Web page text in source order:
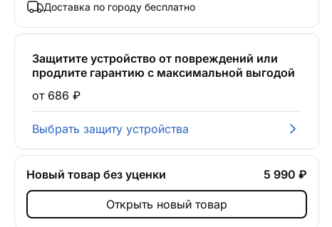
Доставка по городу бесплатно
Защитите устройство от повреждений или
продлите гарантию с максимальной выгодой
от 686 ₽
Выбрать защиту устройства
Новый товар без уценки 5 990 ₽
Открыть новый товар